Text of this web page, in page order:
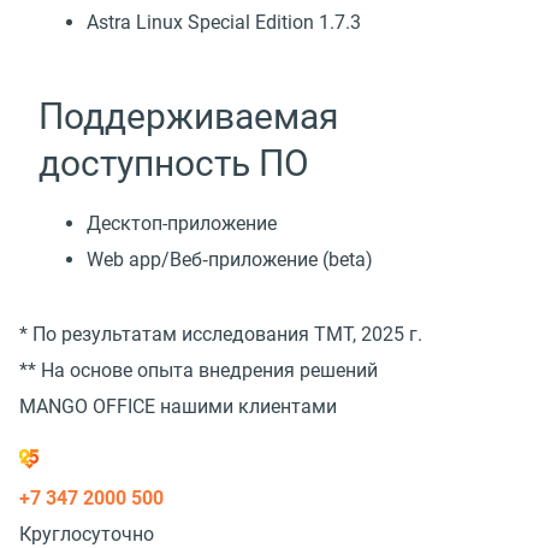
Astra Linux Special Edition 1.7.3
Поддерживаемая
доступность ПО
Десктоп-приложение
Web app/Веб‑приложение (beta)
* По результатам исследования TMT, 2025 г.
** На основе опыта внедрения решений
MANGO OFFICE нашими клиентами
+7 347 2000 500
Круглосуточно